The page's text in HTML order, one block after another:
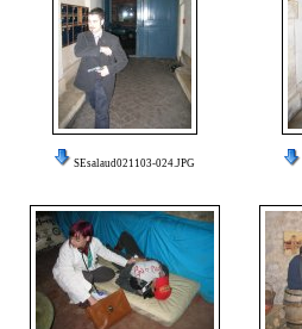
SEsalaud021103-024.JPG